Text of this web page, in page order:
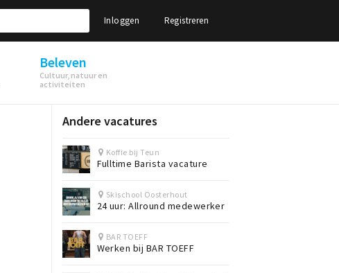
Inloggen Registreren
Beleven
Cultuur, natuur en
activiteiten
Andere vacatures
Koffie bij Teun
Fulltime Barista vacature
Skischool Oosterhout
24 uur: Allround medewerker
BAR TOEFF
Werken bij BAR TOEFF